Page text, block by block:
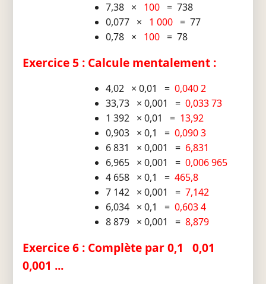
7,38 × 100= 738
0,077 × 1 000= 77
0,78 × 100= 78
Exercice 5 : Calcule mentalement :
4,02 × 0,01 =0,040 2
33,73 × 0,001 =0,033 73
1 392 × 0,01 = 13,92
0,903 × 0,1 =0,090 3
6 831 × 0,001 = 6,831
6,965 × 0,001 =0,006 965
4 658 × 0,1 =465,8
7 142 × 0,001 =7,142
6,034 × 0,1 =0,603 4
8 879 × 0,001 =8,879
Exercice 6 : Complète par 0,1 0,01
0,001 ...